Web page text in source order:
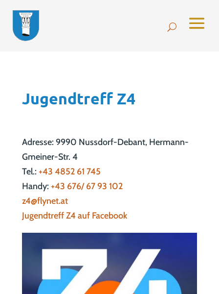
Jugendtreff Z4
Adresse: 9990 Nussdorf-Debant, Hermann-
Gmeiner-Str. 4
Tel.: +43 4852 61 745
Handy: +43 676/ 67 93 102
z4@flynet.at
Jugendtreff Z4 auf Facebook